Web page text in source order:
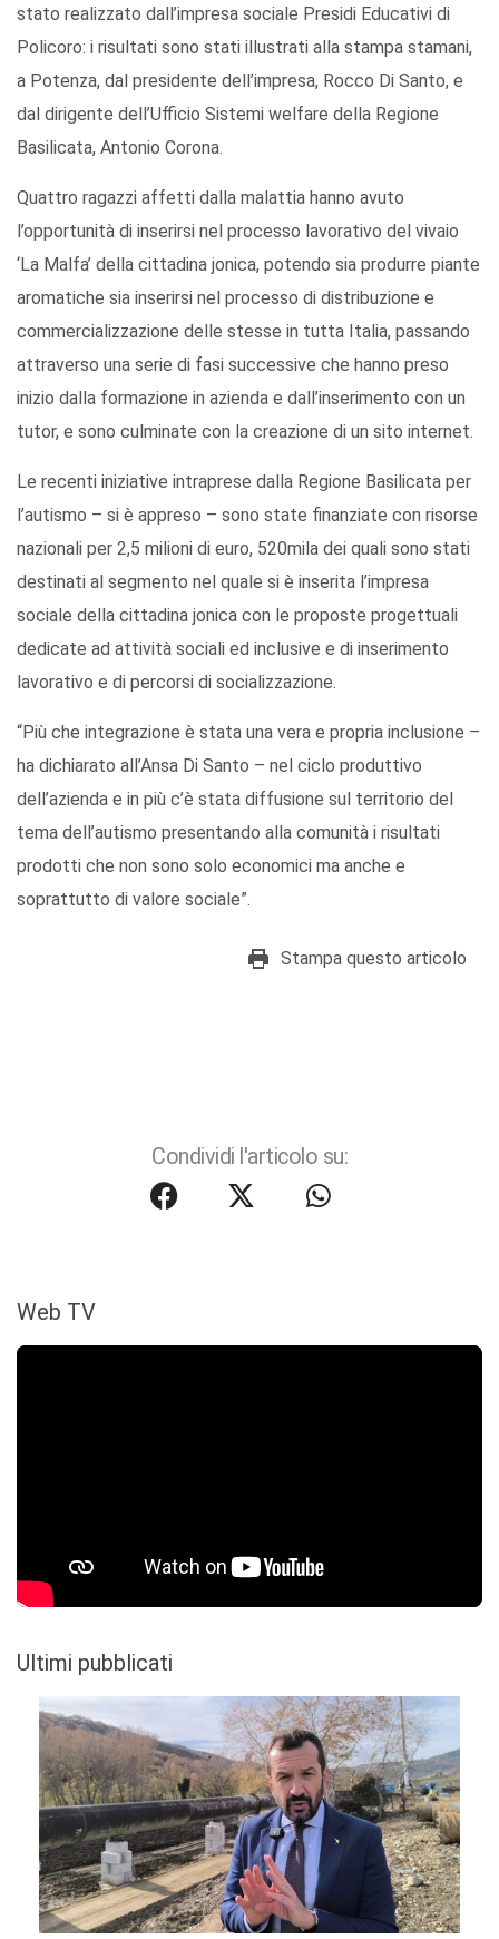
stato realizzato dall’impresa sociale Presidi Educativi di
Policoro: i risultati sono stati illustrati alla stampa stamani,
a Potenza, dal presidente dell’impresa, Rocco Di Santo, e
dal dirigente dell’Ufficio Sistemi welfare della Regione
Basilicata, Antonio Corona.
Quattro ragazzi affetti dalla malattia hanno avuto
l’opportunità di inserirsi nel processo lavorativo del vivaio
‘La Malfa’ della cittadina jonica, potendo sia produrre piante
aromatiche sia inserirsi nel processo di distribuzione e
commercializzazione delle stesse in tutta Italia, passando
attraverso una serie di fasi successive che hanno preso
inizio dalla formazione in azienda e dall’inserimento con un
tutor, e sono culminate con la creazione di un sito internet.
Le recenti iniziative intraprese dalla Regione Basilicata per
l’autismo – si è appreso – sono state finanziate con risorse
nazionali per 2,5 milioni di euro, 520mila dei quali sono stati
destinati al segmento nel quale si è inserita l’impresa
sociale della cittadina jonica con le proposte progettuali
dedicate ad attività sociali ed inclusive e di inserimento
lavorativo e di percorsi di socializzazione.
“Più che integrazione è stata una vera e propria inclusione –
ha dichiarato all’Ansa Di Santo – nel ciclo produttivo
dell’azienda e in più c’è stata diffusione sul territorio del
tema dell’autismo presentando alla comunità i risultati
prodotti che non sono solo economici ma anche e
soprattutto di valore sociale”.
Stampa questo articolo
Condividi l'articolo su:
Web TV
Ultimi pubblicati